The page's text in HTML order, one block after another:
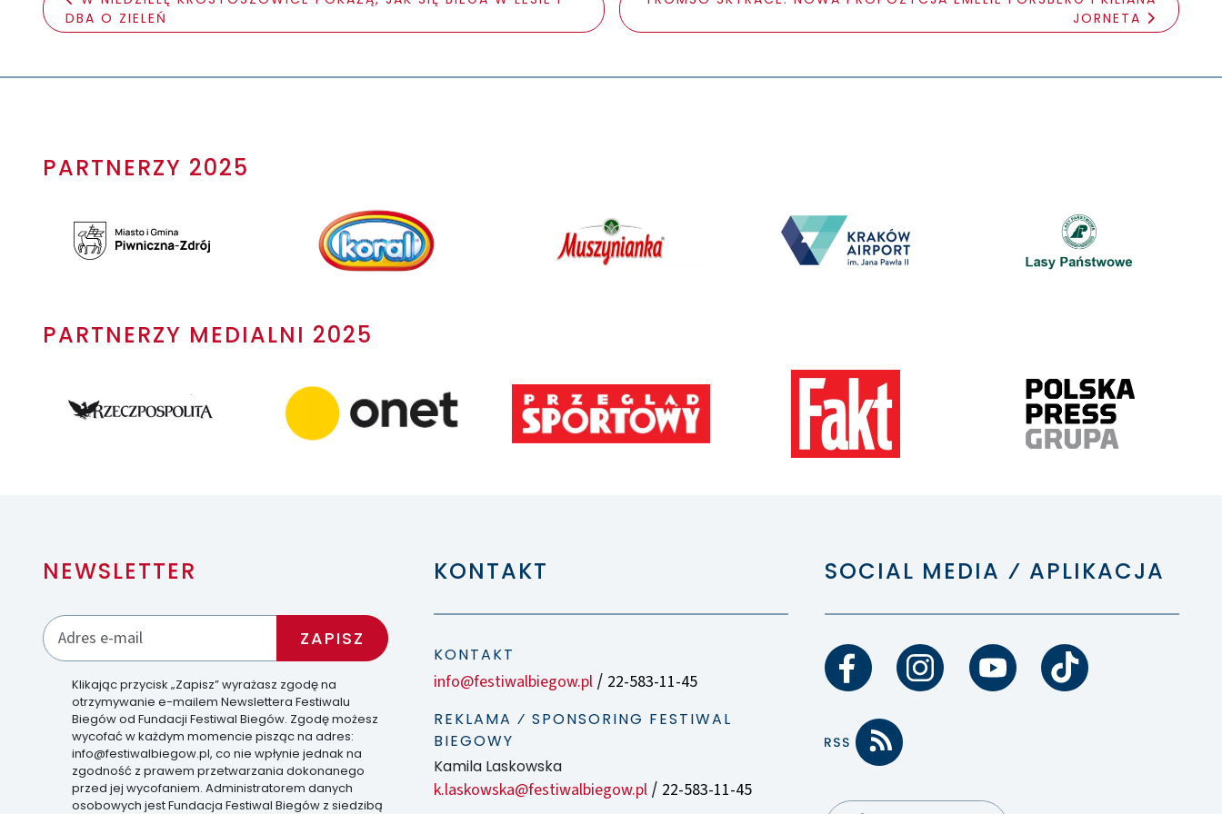
DBA O ZIELEŃ
JORNETA
PARTNERZY 2025
PARTNERZY MEDIALNI 2025
NEWSLETTER
Klikając przycisk „Zapisz” wyrażasz zgodę na
otrzymywanie e-mailem Newslettera Festiwalu
Biegów od Fundacji Festiwal Biegów. Zgodę możesz
wycofać w każdym momencie pisząc na adres:
info@festiwalbiegow.pl, co nie wpłynie jednak na
zgodność z prawem przetwarzania dokonanego
przed jej wycofaniem. Administratorem danych
osobowych jest Fundacja Festiwal Biegów z siedzibą
KONTAKT
KONTAKT
info@festiwalbiegow.pl/ 22-583-11-45
REKLAMA ⁄ SPONSORING FESTIWAL
BIEGOWY
Kamila Laskowska
k.laskowska@festiwalbiegow.pl/ 22-583-11-45
SOCIAL MEDIA ⁄ APLIKACJA